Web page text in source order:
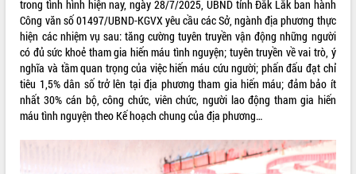
trong tình hình hiện nay, ngày 28/7/2025, UBND tỉnh Đắk Lắk ban hành
Công văn số 01497/UBND-KGVX yêu cầu các Sở, ngành địa phương thực
hiện các nhiệm vụ sau: tăng cường tuyên truyền vận động những người
có đủ sức khoẻ tham gia hiến máu tình nguyện; tuyên truyền về vai trò, ý
nghĩa và tầm quan trọng của việc hiến máu cứu người; phấn đấu đạt chỉ
tiêu 1,5% dân số trở lên tại địa phương tham gia hiến máu; đảm bảo ít
nhất 30% cán bộ, công chức, viên chức, người lao động tham gia hiến
máu tình nguyện theo Kế hoạch chung của địa phương…